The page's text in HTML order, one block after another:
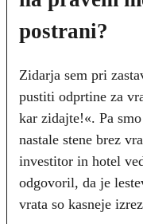
postrani?
Zidarja sem pri
pustiti odprtine za
kar zidajte!«. Pa
nastale stene brez
investitor in hotel
odgovoril, da je
vrata so kasneje